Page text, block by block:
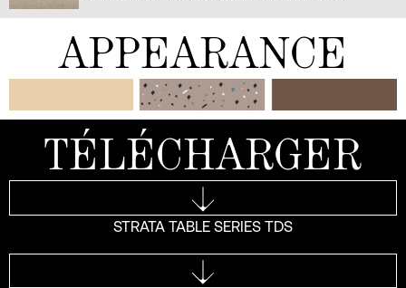
APPEARANCE
TÉLÉCHARGER
STRATA TABLE SERIES TDS